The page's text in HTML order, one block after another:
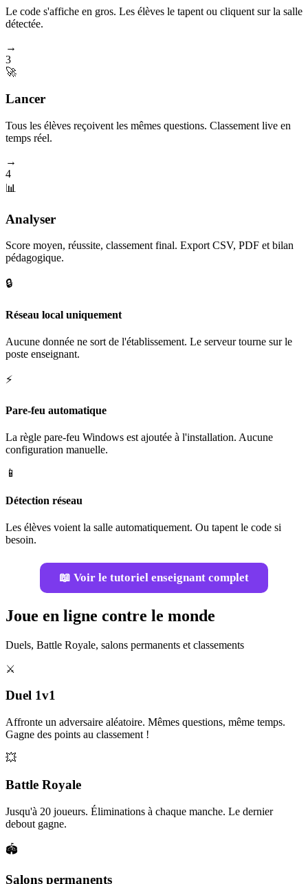
Le code s'affiche en gros. Les élèves le tapent ou cliquent sur la salle
détectée.
→
3
🚀
Lancer
Tous les élèves reçoivent les mêmes questions. Classement live en
temps réel.
→
4
📊
Analyser
Score moyen, réussite, classement final. Export CSV, PDF et bilan
pédagogique.
🔒
Réseau local uniquement
Aucune donnée ne sort de l'établissement. Le serveur tourne sur le
poste enseignant.
⚡
Pare-feu automatique
La règle pare-feu Windows est ajoutée à l'installation. Aucune
configuration manuelle.
📱
Détection réseau
Les élèves voient la salle automatiquement. Ou tapent le code si
besoin.
📖 Voir le tutoriel enseignant complet
Joue en ligne contre le monde
Duels, Battle Royale, salons permanents et classements
⚔️
Duel 1v1
Affronte un adversaire aléatoire. Mêmes questions, même temps.
Gagne des points au classement !
💥
Battle Royale
Jusqu'à 20 joueurs. Éliminations à chaque manche. Le dernier
debout gagne.
🏟️
Salons permanents